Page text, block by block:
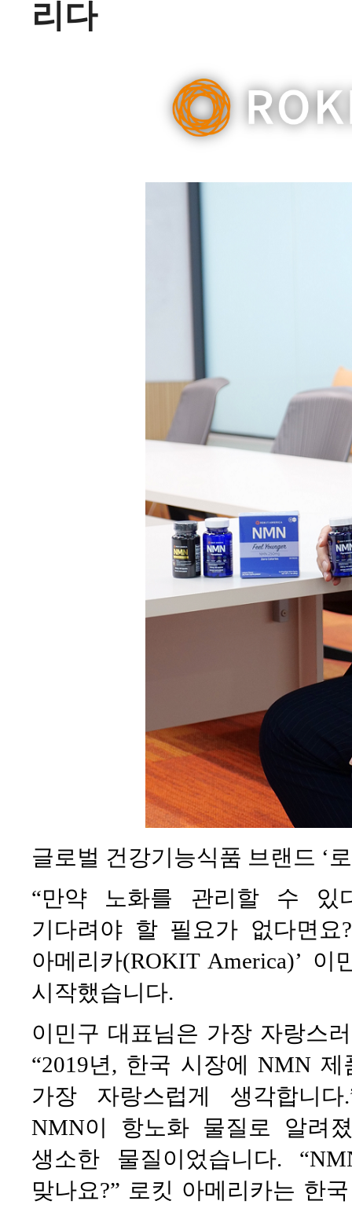
리다
글로벌 건강기능식품 브랜드 ‘
“만약 노화를 관리할 수 있
기다려야 할 필요가 없다면요
아메리카(ROKIT America)’
시작했습니다.
이민구 대표님은 가장 자랑스
“2019년, 한국 시장에 NMN
가장 자랑스럽게 생각합니
NMN이 항노화 물질로 알려
생소한 물질이었습니다.
맞나요?” 로킷 아메리카는 한